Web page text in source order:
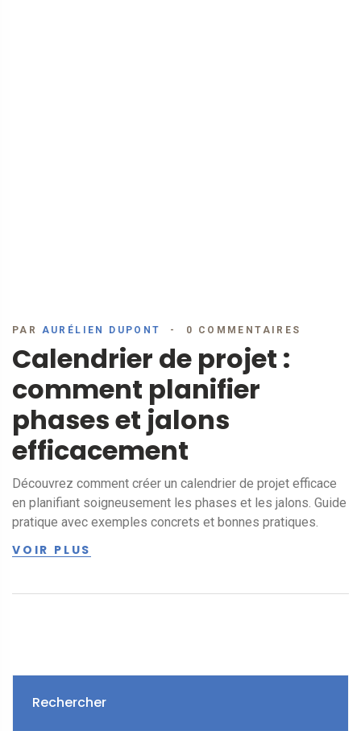
PAR AURÉLIEN DUPONT 0 COMMENTAIRES
Calendrier de projet :
comment planifier
phases et jalons
efficacement
Découvrez comment créer un calendrier de projet efficace
en planifiant soigneusement les phases et les jalons. Guide
pratique avec exemples concrets et bonnes pratiques.
VOIR PLUS
Rechercher